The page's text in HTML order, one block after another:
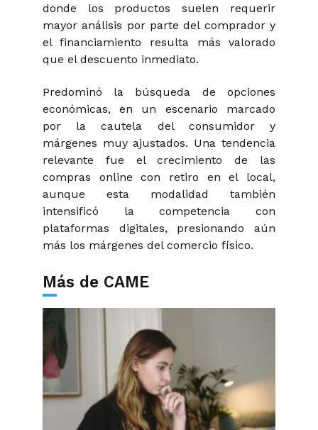
donde los productos suelen requerir
mayor análisis por parte del comprador y
el financiamiento resulta más valorado
que el descuento inmediato.
Predominó la búsqueda de opciones
económicas, en un escenario marcado
por la cautela del consumidor y
márgenes muy ajustados. Una tendencia
relevante fue el crecimiento de las
compras online con retiro en el local,
aunque esta modalidad también
intensificó la competencia con
plataformas digitales, presionando aún
más los márgenes del comercio físico.
Más de CAME